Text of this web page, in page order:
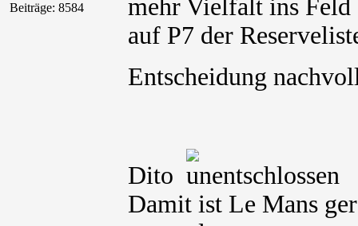
Beiträge: 8584
mehr Vielfalt ins Feld
auf P7 der
Entscheidung
Dito
Damit ist Le Mans